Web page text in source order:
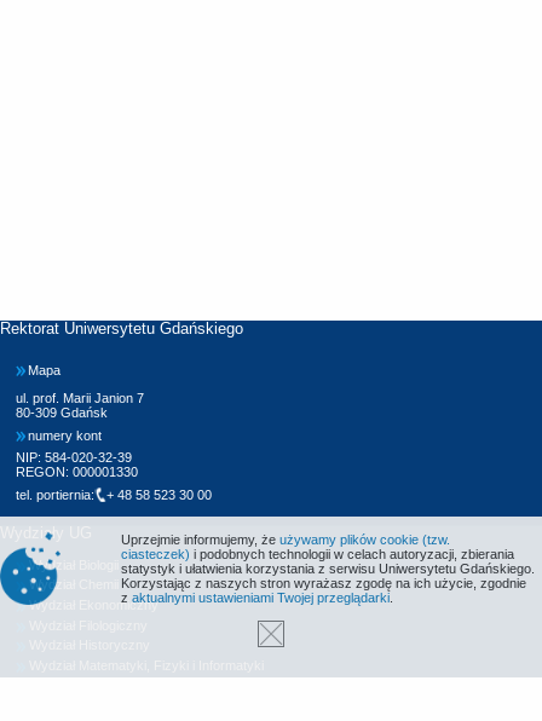
Rektorat Uniwersytetu Gdańskiego
Mapa
ul. prof. Marii Janion 7
80-309 Gdańsk
numery kont
NIP: 584-020-32-39
REGON: 000001330
tel. portiernia:
+ 48 58 523 30 00
Wydziały UG
Wydział Biologii
Wydział Chemii
Wydział Ekonomiczny
Uprzejmie informujemy, że używamy plików cookie (tzw.
ciasteczek) i podobnych technologii w celach autoryzacji, zbierania
statystyk i ułatwienia korzystania z serwisu Uniwersytetu Gdańskiego.
Korzystając z naszych stron wyrażasz zgodę na ich użycie, zgodnie
z aktualnymi ustawieniami Twojej przeglądarki